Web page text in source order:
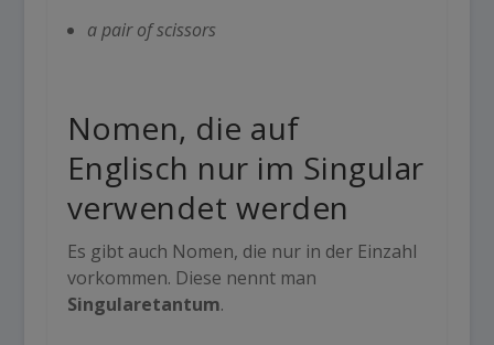
a pair of scissors
Nomen, die auf
Englisch nur im Singular
verwendet werden
Es gibt auch Nomen, die nur in der Einzahl
vorkommen. Diese nennt man
Singularetantum.